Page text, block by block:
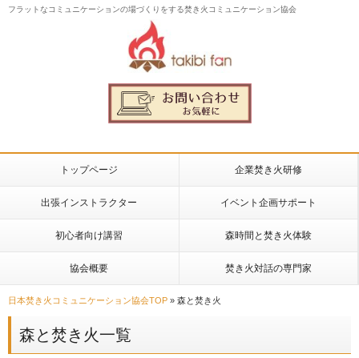
フラットなコミュニケーションの場づくりをする焚き火コミュニケーション協会
トップページ 企業焚き火研修
出張インストラクター イベント企画サポート
初心者向け講習 森時間と焚き火体験
協会概要 焚き火対話の専門家
日本焚き火コミュニケーション協会TOP » 森と焚き火
森と焚き火一覧